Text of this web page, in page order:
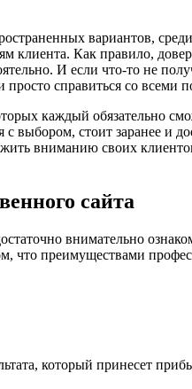
вариантов,
клиента. Как правило,
И если что-то не
справиться со всеми
каждый обязательно
выбором, стоит заранее и
вниманию своих
сайта
внимательно
что преимуществами
который принесет